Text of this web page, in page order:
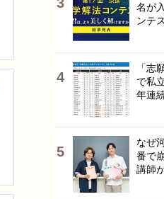
名が
ンテ
「志
で私
年連
なぜ
番で
講師